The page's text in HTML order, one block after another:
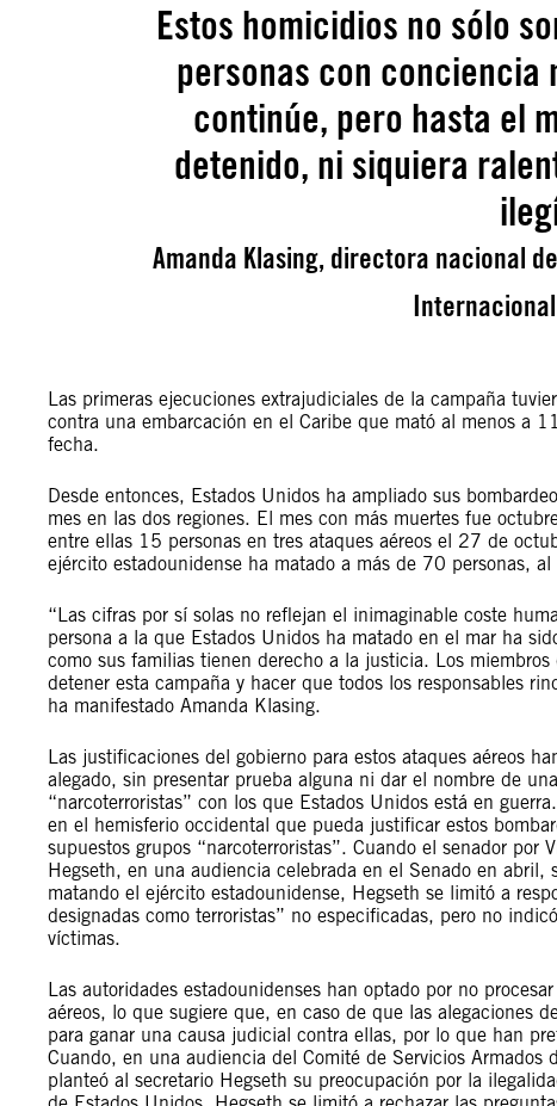
Estos homicidios no sólo
personas con conciencia
continúe, pero hasta el
detenido, ni siquiera
Amanda Klasing, directora nacional
Las primeras ejecuciones extrajudiciales de la campaña
contra una embarcación en el Caribe que mató al menos a
fecha.
Desde entonces, Estados Unidos ha ampliado sus
mes en las dos regiones. El mes con más muertes fue
entre ellas 15 personas en tres ataques aéreos el 27 de
ejército estadounidense ha matado a más de 70 personas,
“Las cifras por sí solas no reflejan el inimaginable coste
persona a la que Estados Unidos ha matado en el mar ha
como sus familias tienen derecho a la justicia. Los
detener esta campaña y hacer que todos los responsables
ha manifestado Amanda Klasing.
Las justificaciones del gobierno para estos ataques aéreos
alegado, sin presentar prueba alguna ni dar el nombre de
“narcoterroristas” con los que Estados Unidos está en
en el hemisferio occidental que pueda justificar estos
supuestos grupos “narcoterroristas”. Cuando el senador
Hegseth, en una audiencia celebrada en el Senado en
matando el ejército estadounidense, Hegseth se limitó a
designadas como terroristas” no especificadas, pero no
víctimas.
Las autoridades estadounidenses han optado por no
aéreos, lo que sugiere que, en caso de que las alegaciones
para ganar una causa judicial contra ellas, por lo que han
Cuando, en una audiencia del Comité de Servicios
planteó al secretario Hegseth su preocupación por la